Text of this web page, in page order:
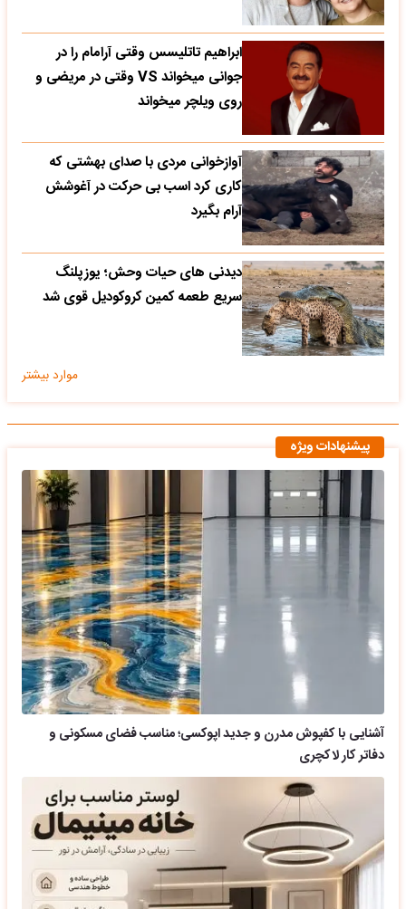
ابراهیم تاتلیسس وقتی آرامام را در
جوانی میخواند VS وقتی در مریضی و
روی ویلچر میخواند
آوازخوانی مردی با صدای بهشتی که
کاری کرد اسب بی حرکت در آغوشش
آرام بگیرد
دیدنی های حیات وحش؛ یوزپلنگ
سریع طعمه کمین کروکودیل قوی شد
موارد بیشتر
پیشنهادات ویژه
آشنایی با کفپوش مدرن و جدید اپوکسی؛ مناسب فضای مسکونی و
دفاتر کار لاکچری